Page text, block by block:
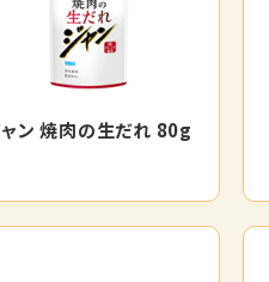
ン 焼肉の生だれ 80g